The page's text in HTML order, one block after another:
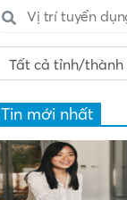
Tin mới nhất